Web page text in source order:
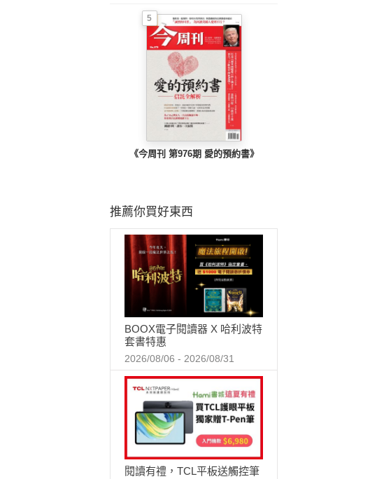
5
《今周刊 第976期 愛的預約書》
推薦你買好東西
BOOX電子閱讀器 X 哈利波特
套書特惠
2026/08/06 - 2026/08/31
閱讀有禮，TCL平板送觸控筆